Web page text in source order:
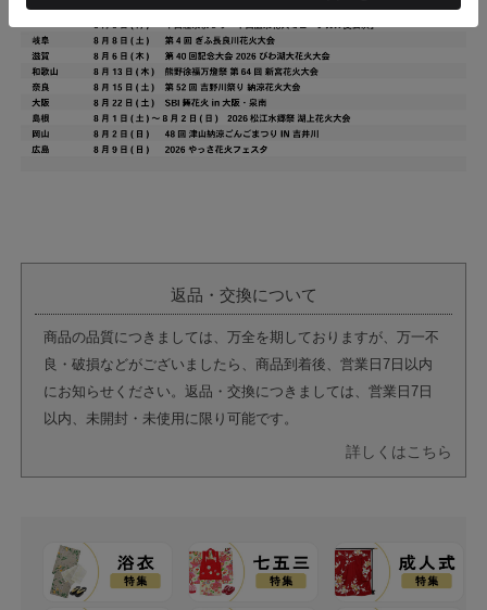
返品・交換について
商品の品質につきましては、万全を期しておりますが、万一不
良・破損などがございましたら、商品到着後、営業日7日以内
にお知らせください。返品・交換につきましては、営業日7日
以内、未開封・未使用に限り可能です。
詳しくはこちら